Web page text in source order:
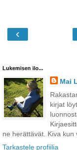
‹
Lukemisen ilo...
Mai
kirjat
ne herättävät. Kiva kun
Tarkastele profiilia